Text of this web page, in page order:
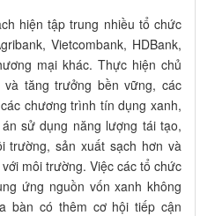
hiện tập trung nhiều tổ chức
Vietcombank, HDBank,
mại khác. Thực hiện chủ
tăng trưởng bền vững, các
chương trình tín dụng xanh,
sử dụng năng lượng tái tạo,
trường, sản xuất sạch hơn và
môi trường. Việc các tổ chức
ứng nguồn vốn xanh không
bàn có thêm cơ hội tiếp cận